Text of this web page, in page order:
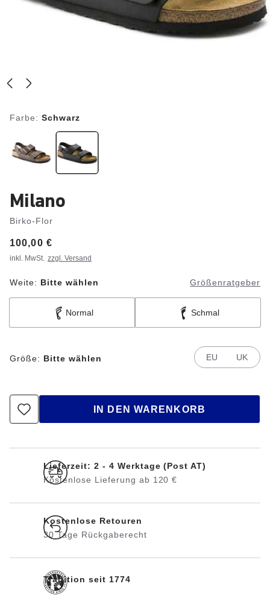
Farbe: Schwarz
Milano
Birko-Flor
Price:
100,00 €
inkl. MwSt. zzgl. Versand
Weite: Bitte wählen Größenratgeber
Normal Schmal
Größe: Bitte wählen EU UK
IN DEN WARENKORB
Lieferzeit: 2 - 4 Werktage (Post AT)
Kostenlose Lieferung ab 120 €
Kostenlose Retouren
30 Tage Rückgaberecht
Tradition seit 1774